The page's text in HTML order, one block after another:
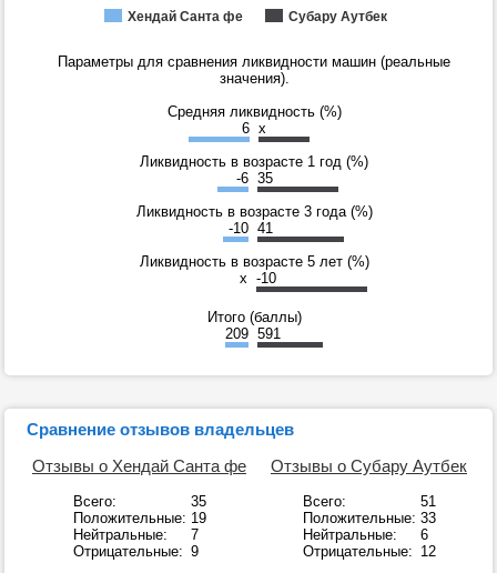
Хендай Санта фе Субару Аутбек
Параметры для сравнения ликвидности машин (реальные
значения).
Средняя ликвидность (%)
6 x
Ликвидность в возрасте 1 год (%)
-6 35
Ликвидность в возрасте 3 года (%)
-10 41
Ликвидность в возрасте 5 лет (%)
x -10
Итого (баллы)
209 591
Сравнение отзывов владельцев
Отзывы о Хендай Санта фе
Всего:
35
Положительные: 19
Нейтральные:
7
Отрицательные: 9
Отзывы о Субару Аутбек
Всего:
51
Положительные: 33
Нейтральные:
6
Отрицательные: 12